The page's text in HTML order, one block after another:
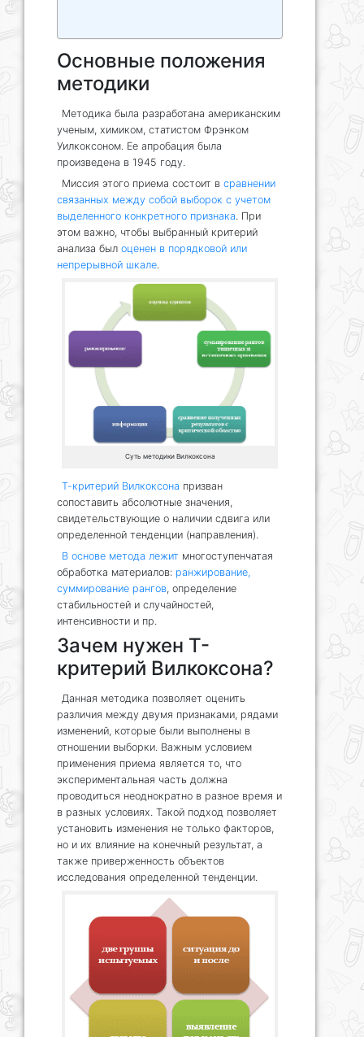
Основные положения
методики
Методика была разработана американским
ученым, химиком, статистом Фрэнком
Уилкоксоном. Ее апробация была
произведена в 1945 году.
Миссия этого приема состоит в сравнении
связанных между собой выборок с учетом
выделенного конкретного признака. При
этом важно, чтобы выбранный критерий
анализа был оценен в порядковой или
непрерывной шкале.
Суть методики Вилкоксона
Т-критерий Вилкоксона призван
сопоставить абсолютные значения,
свидетельствующие о наличии сдвига или
определенной тенденции (направления).
В основе метода лежит многоступенчатая
обработка материалов: ранжирование,
суммирование рангов, определение
стабильностей и случайностей,
интенсивности и пр.
Зачем нужен Т-
критерий Вилкоксона?
Данная методика позволяет оценить
различия между двумя признаками, рядами
изменений, которые были выполнены в
отношении выборки. Важным условием
применения приема является то, что
экспериментальная часть должна
проводиться неоднократно в разное время и
в разных условиях. Такой подход позволяет
установить изменения не только факторов,
но и их влияние на конечный результат, а
также приверженность объектов
исследования определенной тенденции.